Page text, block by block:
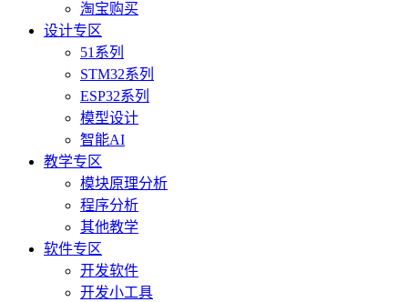
淘宝购买
设计专区
51系列
STM32系列
ESP32系列
模型设计
智能AI
教学专区
模块原理分析
程序分析
其他教学
软件专区
开发软件
开发小工具